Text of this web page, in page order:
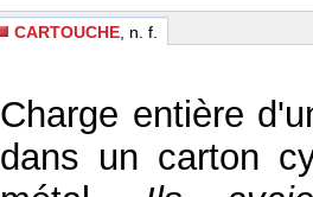
CARTOUCHE , n. f.
Charge entière
dans un carton